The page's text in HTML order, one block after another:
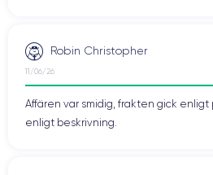
Robin Christopher
11/06/26
Affären var smidig, frakten gick
enligt beskrivning.